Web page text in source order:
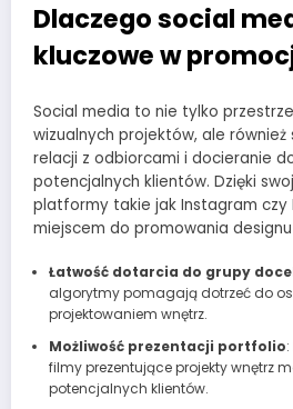
Dlaczego social
kluczowe w
Social media to nie tylko
wizualnych projektów, ale
relacji z odbiorcami i docieranie
potencjalnych klientów. Dzięki
platformy takie jak Instagram czy
miejscem do promowania
Łatwość dotarcia do grupy
algorytmy pomagają dotrzeć do
projektowaniem wnętrz.
Możliwość prezentacji portfolio
filmy prezentujące projekty wnętrz
potencjalnych klientów.